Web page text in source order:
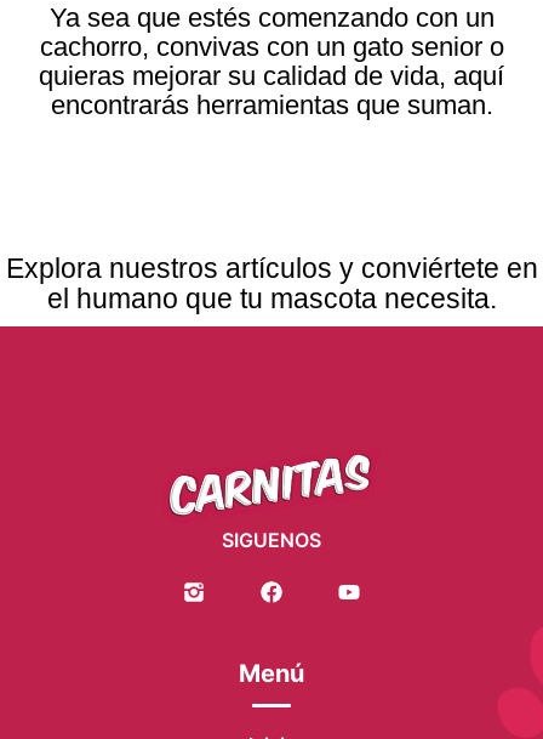
Ya sea que estés comenzando con un
cachorro, convivas con un gato senior o
quieras mejorar su calidad de vida, aquí
encontrarás herramientas que suman.
Explora nuestros artículos y conviértete en
el humano que tu mascota necesita.
SIGUENOS
Menú